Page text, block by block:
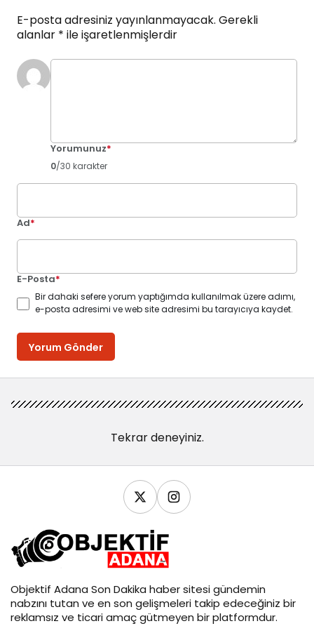
E-posta adresiniz yayınlanmayacak. Gerekli
alanlar * ile işaretlenmişlerdir
Yorumunuz*
0/30 karakter
Ad*
E-Posta*
Bir dahaki sefere yorum yaptığımda kullanılmak üzere adımı,
e-posta adresimi ve web site adresimi bu tarayıcıya kaydet.
Yorum Gönder
Tekrar deneyiniz.
Objektif Adana Son Dakika haber sitesi gündemin
nabzını tutan ve en son gelişmeleri takip edeceğiniz bir
reklamsız ve ticari amaç gütmeyen bir platformdur.